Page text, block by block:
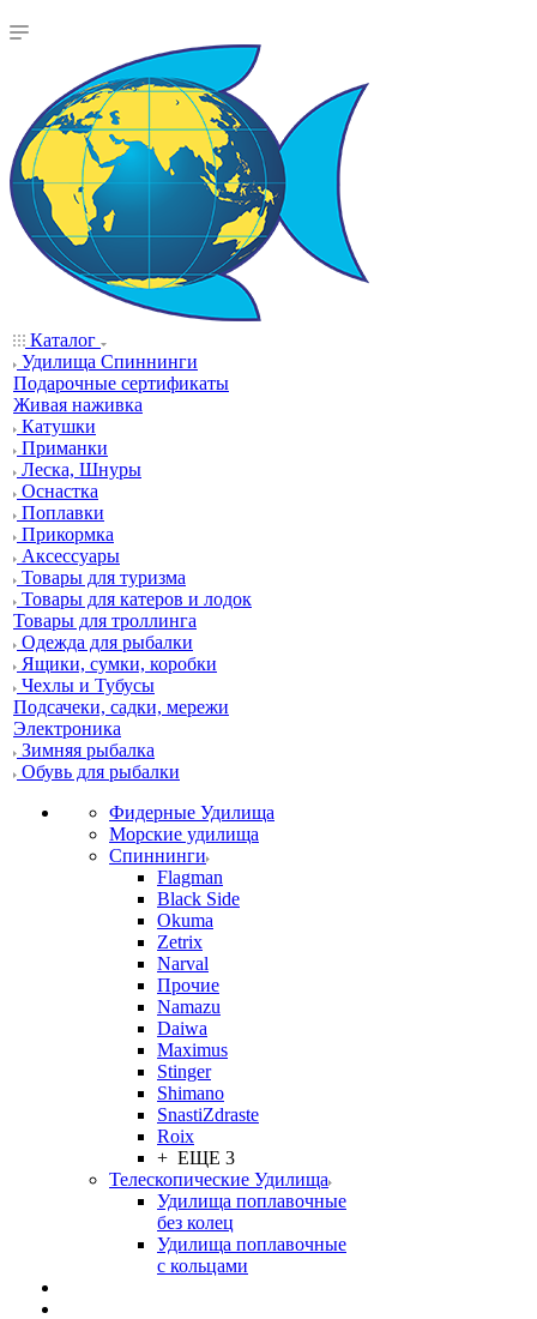
Каталог
Удилища Спиннинги
Подарочные сертификаты
Живая наживка
Катушки
Приманки
Леска, Шнуры
Оснастка
Поплавки
Прикормка
Аксессуары
Товары для туризма
Товары для катеров и лодок
Товары для троллинга
Одежда для рыбалки
Ящики, сумки, коробки
Чехлы и Тубусы
Подсачеки, садки, мережи
Электроника
Зимняя рыбалка
Обувь для рыбалки
Фидерные Удилища
Морские удилища
Спиннинги
Flagman
Black Side
Okuma
Zetrix
Narval
Прочие
Namazu
Daiwa
Maximus
Stinger
Shimano
SnastiZdraste
Roix
+ ЕЩЕ 3
Телескопические Удилища
Удилища поплавочные
без колец
Удилища поплавочные
с кольцами